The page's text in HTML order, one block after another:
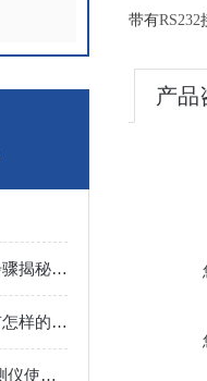
氨氮总磷总氮分析仪测定步骤揭秘：从准备到落地，关键细节全拿捏
多参数水质分析仪自身拥有怎样的特点呢？
相对于美国CLEAN水质检测仪使用特点详细说明
带有RS232
产品